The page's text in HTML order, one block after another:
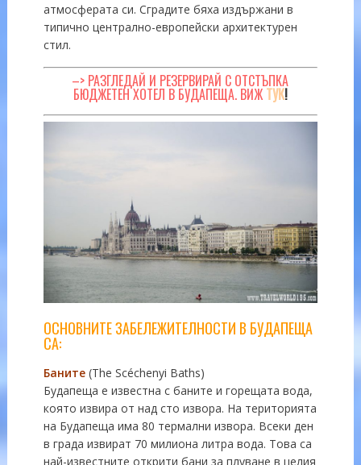
атмосферата си. Сградите бяха издържани в
типично централно-европейски архитектурен
стил.
–> РАЗГЛЕДАЙ И РЕЗЕРВИРАЙ С ОТСТЪПКА
БЮДЖЕТЕН ХОТЕЛ В БУДАПЕЩА. ВИЖ ТУК!
ОСНОВНИТЕ ЗАБЕЛЕЖИТЕЛНОСТИ В БУДАПЕЩА
СА:
Баните (The Scéchenyi Baths)
Будапеща е известна с баните и горещата вода,
която извира от над сто извора. На територията
на Будапеща има 80 термални извора. Всеки ден
в града извират 70 милиона литра вода. Това са
най-известните открити бани за плуване в целия